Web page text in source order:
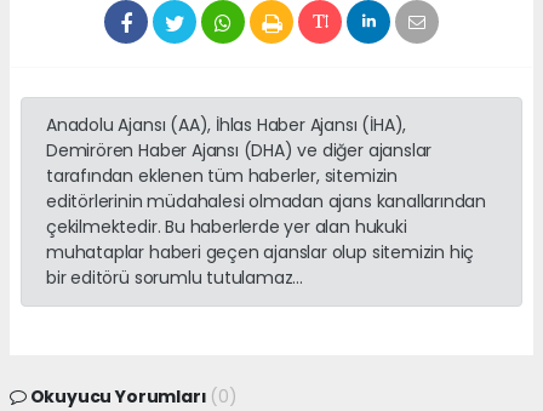
Anadolu Ajansı (AA), İhlas Haber Ajansı (İHA),
Demirören Haber Ajansı (DHA) ve diğer ajanslar
tarafından eklenen tüm haberler, sitemizin
editörlerinin müdahalesi olmadan ajans kanallarından
çekilmektedir. Bu haberlerde yer alan hukuki
muhataplar haberi geçen ajanslar olup sitemizin hiç
bir editörü sorumlu tutulamaz...
Okuyucu Yorumları (0)